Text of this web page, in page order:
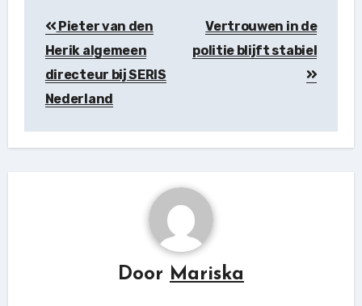
Pieter van den
Herik algemeen
directeur bij SERIS
Nederland
Vertrouwen in de
politie blijft stabiel
Door Mariska